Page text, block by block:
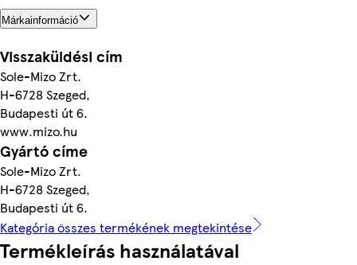
Márkainformáció
Visszaküldési cím
Sole-Mizo Zrt.
H-6728 Szeged,
Budapesti út 6.
www.mizo.hu
Gyártó címe
Sole-Mizo Zrt.
H-6728 Szeged,
Budapesti út 6.
Kategória összes termékének megtekintése
Termékleírás használatával